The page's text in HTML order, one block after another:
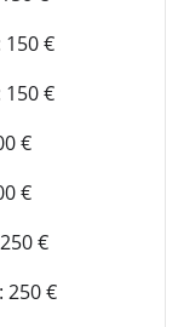
150 €
150 €
€
€
€
250 €